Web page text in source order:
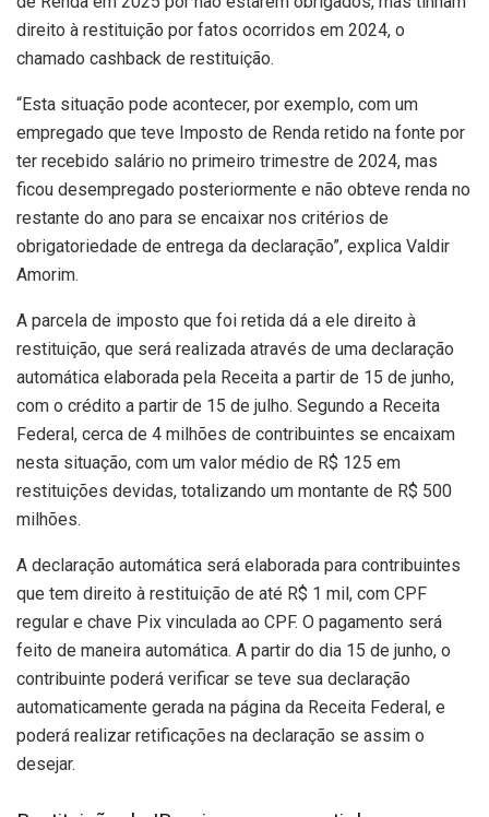
direito à restituição por fatos ocorridos em 2024, o
chamado cashback de restituição.
“Esta situação pode acontecer, por exemplo, com um
empregado que teve Imposto de Renda retido na fonte por
ter recebido salário no primeiro trimestre de 2024, mas
ficou desempregado posteriormente e não obteve renda no
restante do ano para se encaixar nos critérios de
obrigatoriedade de entrega da declaração”, explica Valdir
Amorim.
A parcela de imposto que foi retida dá a ele direito à
restituição, que será realizada através de uma declaração
automática elaborada pela Receita a partir de 15 de junho,
com o crédito a partir de 15 de julho. Segundo a Receita
Federal, cerca de 4 milhões de contribuintes se encaixam
nesta situação, com um valor médio de R$ 125 em
restituições devidas, totalizando um montante de R$ 500
milhões.
A declaração automática será elaborada para contribuintes
que tem direito à restituição de até R$ 1 mil, com CPF
regular e chave Pix vinculada ao CPF. O pagamento será
feito de maneira automática. A partir do dia 15 de junho, o
contribuinte poderá verificar se teve sua declaração
automaticamente gerada na página da Receita Federal, e
poderá realizar retificações na declaração se assim o
desejar.